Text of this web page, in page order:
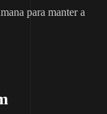
para manter a